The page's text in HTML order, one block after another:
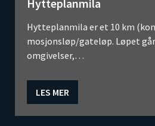
Hytteplanmila
Hytteplanmila er et 10 km
mosjonsløp/gateløp. Løpet
omgivelser,…
LES MER